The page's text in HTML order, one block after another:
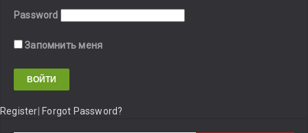
Password
Запомнить меня
Register Forgot Password?